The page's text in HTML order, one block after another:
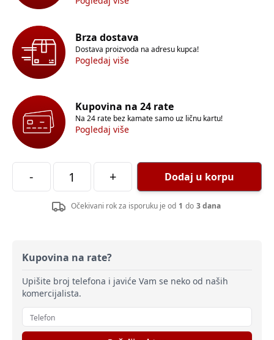
Brza dostava
Dostava proizvoda na adresu kupca!
Pogledaj više
Kupovina na 24 rate
Na 24 rate bez kamate samo uz ličnu kartu!
Pogledaj više
- + Dodaj u korpu
Očekivani rok za isporuku je od 1 do 3 dana
Kupovina na rate?
Upišite broj telefona i javiće Vam se neko od naših
komercijalista.